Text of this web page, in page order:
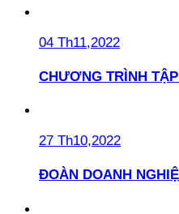
04 Th11,2022
CHƯƠNG TRÌNH
27 Th10,2022
ĐOÀN DOANH